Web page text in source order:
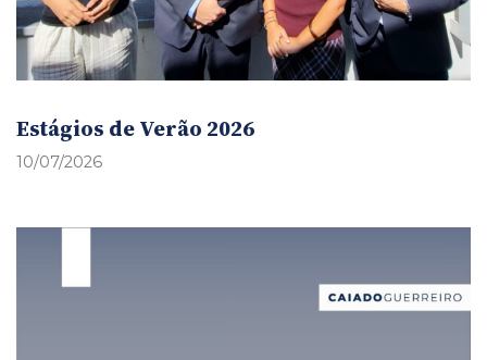
Estágios de Verão 2026
10/07/2026